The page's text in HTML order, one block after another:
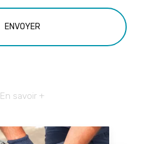
En savoir +